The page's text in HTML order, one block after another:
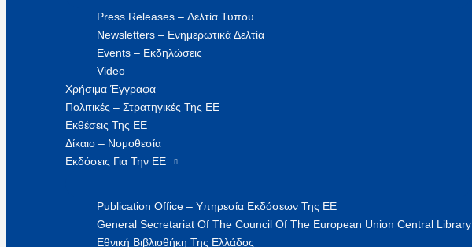
Press Releases – Δελτία Τύπου
Newsletters – Ενημερωτικά Δελτία
Events – Εκδηλώσεις
Video
Χρήσιμα Έγγραφα
Πολιτικές – Στρατηγικές Της ΕΕ
Εκθέσεις Της ΕΕ
Δίκαιο – Νομοθεσία
Εκδόσεις Για Την ΕΕ
Publication Office – Υπηρεσία Εκδόσεων Της ΕΕ
General Secretariat Of The Council Of The European Union Central Library
Εθνική Βιβλιοθήκη Της Ελλάδος